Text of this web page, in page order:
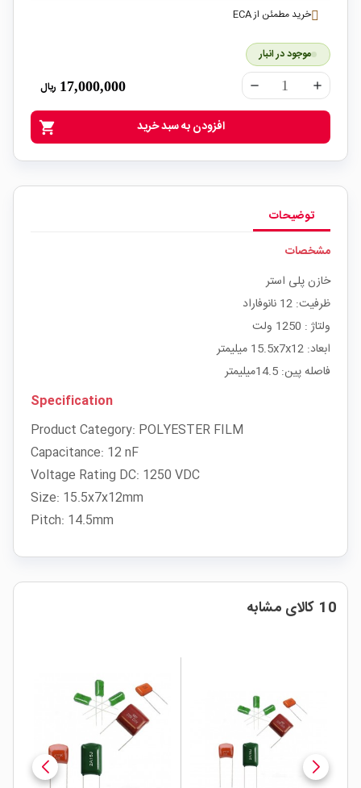
خرید مطمئن از ECA
موجود در انبار
remove add
17,000,000 ریال
shopping_cart افزودن به سبد خرید
توضیحات
مشخصات
خازن پلی استر
ظرفیت: 12 نانوفاراد
ولتاژ : 1250 ولت
ابعاد: 15.5x7x12 میلیمتر
فاصله پین: 14.5میلیمتر
Specification
Product Category: POLYESTER FILM
Capacitance: 12 nF
Voltage Rating DC: 1250 VDC
Size: 15.5x7x12mm
Pitch: 14.5mm
10 کالای مشابه